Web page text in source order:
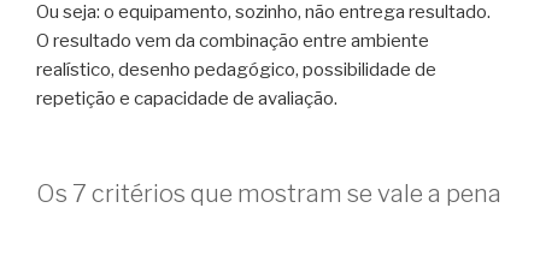
Ou seja: o equipamento, sozinho, não entrega resultado.
O resultado vem da combinação entre ambiente
realístico, desenho pedagógico, possibilidade de
repetição e capacidade de avaliação.
Os 7 critérios que mostram se vale a pena